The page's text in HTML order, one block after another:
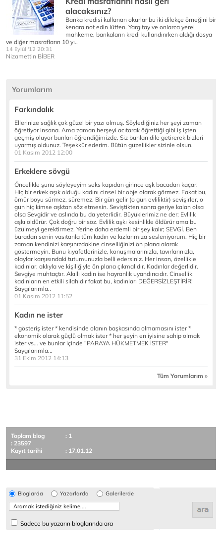
alacaksınız?
Banka kredisi kullanan okurlar bu iki dilekçe örneğini bir
kenara not edin lütfen. Yargıtay ve onlarca yerel
mahkeme, bankaların kredi kullandırırken aldığı dosya
ve diğer masrafların 10 yı..
14 Eylül '12 20:31
Nizamettin BİBER
Yorumlarım
Farkındalık
Ellerinize sağlık çok güzel bir yazı olmuş. Söylediğiniz her şeyi zaman
öğretiyor insana. Ama zaman herşeyi acıtarak öğrettiği gibi iş işten
geçmiş oluyor bunları öğrendiğimizde. Siz bunları dile getirerek bizleri
uyarmış oldunuz. Teşekkür ederim. Bütün güzellikler sizinle olsun.
01 Kasım 2012 12:00
Erkeklere sövgü
Öncelikle şunu söyleyeyim seks kapıdan girince aşk bacadan kaçar.
Hiç bir erkek aşık olduğu kadını cinsel bir obje olarak görmez. Fakat bu,
ömür boyu sürmez, süremez. Bir gün gelir (o gün evliliktir) sevişirler, o
gün hiç kimse aşktan söz etmesin. Seviştikten sonra geriye kalan olsa
olsa Sevgidir ve aslında bu da yeterlidir. Büyüklerimiz ne der; Evlilik
aşkı öldürür. Çok doğru bir söz. Evlilik aşkı kesinlikle öldürür ama bu
üzülmeyi gerektirmez. Yerine daha erdemli bir şey kalır; SEVGİ. Ben
buradan senin vasıtanla tüm kadın ve kızlarımıza sesleniyorum. Hiç bir
zaman kendinizi karşınızdakine cinselliğinizi ön plana alarak
göstermeyin. Bunu kıyafetlerinizle, konuşmalarınızla, tavırlarınızla,
olaylar karşısındaki tutumunuzla belli edersiniz. Her insan, özellikle
kadınlar, aklıyla ve kişiliğiyle ön plana çıkmalıdır. Kadınlar değerlidir.
Sevgiye muhtaçtır. Akıllı kadın ise hayranlık uyandırıcıdır. Cinsellik
kadınların en etkili silahıdır fakat bu, kadınları DEĞERSİZLEŞTİRİR!
Saygılarımla..
01 Kasım 2012 11:52
Kadın ne ister
* gösteriş ister * kendisinde olanın başkasında olmamasını ister *
ekonomik olarak güçlü olmak ister * her şeyin en iyisine sahip olmak
ister vs... ve bunlar içinde "PARAYA HÜKMETMEK İSTER"
Saygılarımla...
31 Ekim 2012 14:13
Tüm Yorumlarım »
Toplam blog
: 1
: 23597
Kayıt tarihi
: 17.01.12
Bloglarda Yazarlarda Galerilerde
Sadece bu yazarın bloglarında ara